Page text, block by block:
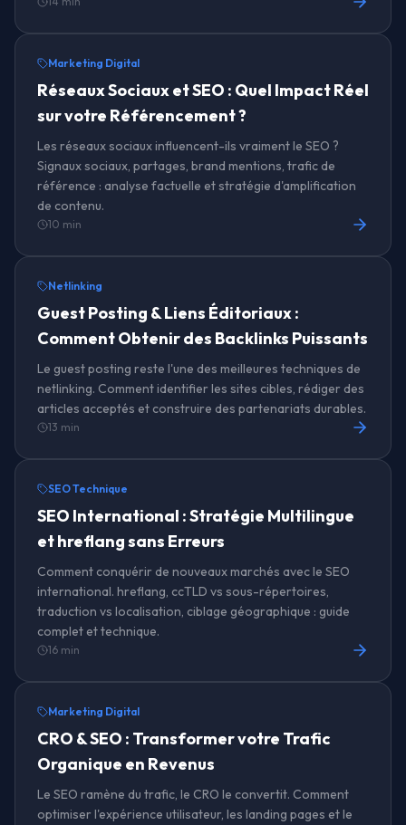
Marketing Digital
Réseaux Sociaux et SEO : Quel Impact Réel
sur votre Référencement ?
Les réseaux sociaux influencent-ils vraiment le SEO ?
Signaux sociaux, partages, brand mentions, trafic de
référence : analyse factuelle et stratégie d'amplification
de contenu.
10 min
Netlinking
Guest Posting & Liens Éditoriaux :
Comment Obtenir des Backlinks Puissants
Le guest posting reste l'une des meilleures techniques de
netlinking. Comment identifier les sites cibles, rédiger des
articles acceptés et construire des partenariats durables.
13 min
SEO Technique
SEO International : Stratégie Multilingue
et hreflang sans Erreurs
Comment conquérir de nouveaux marchés avec le SEO
international. hreflang, ccTLD vs sous-répertoires,
traduction vs localisation, ciblage géographique : guide
complet et technique.
16 min
Marketing Digital
CRO & SEO : Transformer votre Trafic
Organique en Revenus
Le SEO ramène du trafic, le CRO le convertit. Comment
optimiser l'expérience utilisateur, les landing pages et le